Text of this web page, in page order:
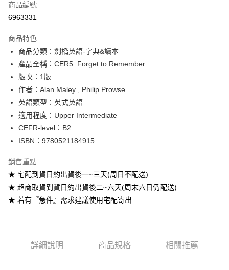
超商取貨付款
Google Pay
ATM付款
運送方式
付款後全家取貨
7-11取貨付款
每筆NT$60
宅配-台灣本島
商品編號
6963331
商品特色
商品分類：劍橋英語-字典&讀本
產品全稱：CER5: Forget to Remember
版次：1版
作者：Alan Maley , Philip Prowse
英語類型：英式英語
適用程度：Upper Intermediate
CEFR-level：B2
ISBN：9780521184915
銷售重點
★ 宅配到貨日約出貨後一~三天(周日不配送)
★ 超商取貨到貨日約出貨後二~六天(周末六日仍配送)
★ 若有『急件』需求建議使用宅配寄出
詳細說明 商品規格 相關推薦